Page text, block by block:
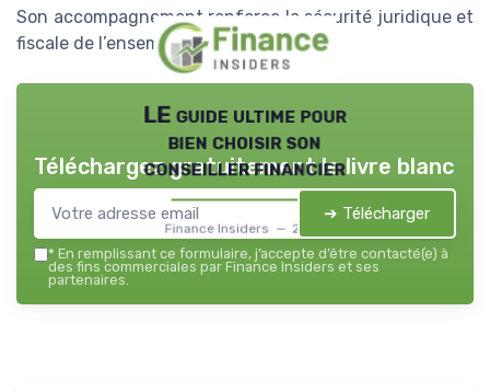
Son accompagnement renforce la sécurité juridique et
fiscale de l’ensemble du patrimoine.
LE guide ultime pour
bien choisir son
conseiller financier
Finance Insiders — 2026
Téléchargez gratuitement le livre blanc
➔ Télécharger
* En remplissant ce formulaire, j’accepte d’être contacté(e) à
des fins commerciales par Finance Insiders et ses
partenaires.